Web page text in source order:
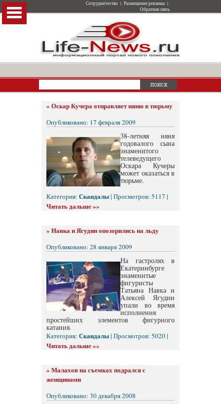
Сотрудничество | Размещение рекламы |
Обратная связь
» Оскар Кучера отправляет няню в тюрьму
Опубликовано: 17 февраля 2009
38-летняя няня
годовалого сына
знаменитого
телеведущего
Оскара Кучеры
может оказаться в
тюрьме.
Категория: Скандалы| Просмотров: 5117 |
Читать дальше »»
» Навка и Ягудин опозорились на льду
Опубликовано: 28 января 2009
На гастролях в
Екатеринбурге
знаменитые
фигуристы
Татьяна Навка и
Алексей Ягудин
упали во время
исполнения
простейших элементов фигурного
катания.
Категория: Скандалы| Просмотров: 5020 |
Читать дальше »»
» Малахов на съемках подрался с
женщинами
Опубликовано: 30 декабря 2008